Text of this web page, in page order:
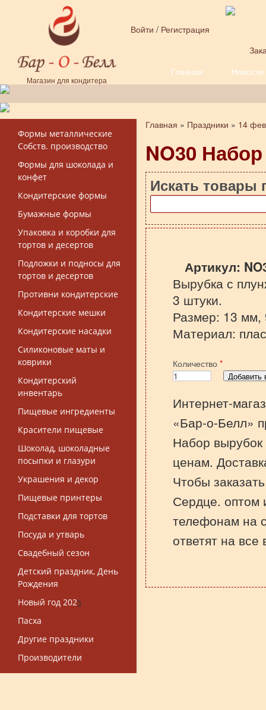
Перейти к основному содержанию
Магазин для кондитера
Войти / Регистрация
Главная
Новости
Форма поиска
Формы металлические
Собств. производство
Формы для шоколада и
конфет
Кондитерские формы
Бумажные формы
Упаковка и коробки для
тортов и десертов
Подложки и подносы для
тортов и десертов
Противни кондитерские
Кондитерские мешки
Кондитерские насадки
Силиконовые маты и
коврики
Кондитерский
инвентарь
Пищевые ингредиенты
Красители пищевые
Шоколад, шоколадные
посыпки и глазури
Украшения и декор
Пищевые принтеры
Подставки для тортов
Посуда и утварь
Свадебный сезон
Детский праздник, День
Рождения
Новый год 2025
Пасха
Другие праздники
Производители
Вы здесь
Главная » Праздники » 14
NO30
Искать товары
Артикул:
Вырубка с
3 штуки.
Размер: 13
Материал:
Количество *
Интернет-
«Бар-о-Белл»
Набор
ценам.
Чтобы
Сердце. оптом
телефонам на
ответят на все